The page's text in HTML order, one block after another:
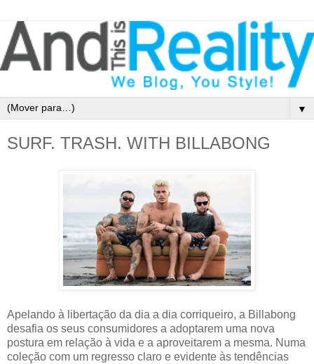
▼
SURF. TRASH. WITH BILLABONG
Apelando à libertação da dia a dia corriqueiro, a Billabong
desafia os seus consumidores a adoptarem uma nova
postura em relação à vida e a aproveitarem a mesma. Numa
coleção com um regresso claro e evidente às tendências